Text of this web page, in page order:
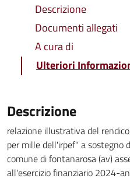
Descrizione
Documenti allegati
A cura di
Ulteriori
Descrizione
relazione illustrativa del
per mille dell'irpef" a sostegno
comune di fontanarosa (av)
all'esercizio finanziario 2024-